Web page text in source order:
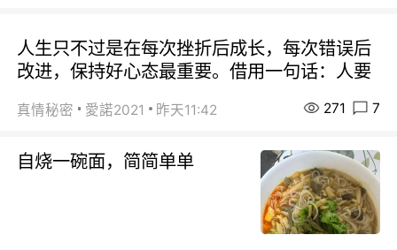
人生只不过是在每次挫折后成长，每次错误后
改进，保持好心态最重要。借用一句话：人要
真情秘密 愛諾2021 昨天11:42 271 7
自烧一碗面，简简单单